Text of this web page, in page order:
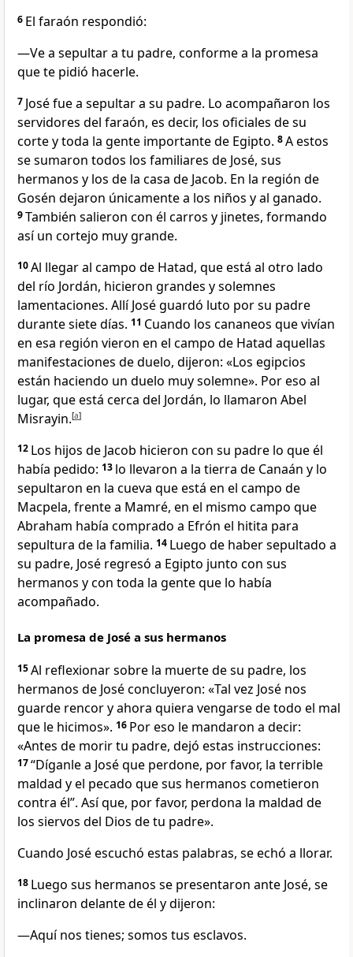
6 El faraón respondió:
—Ve a sepultar a tu padre, conforme a la promesa
que te pidió hacerle.
7 José fue a sepultar a su padre. Lo acompañaron los
servidores del faraón, es decir, los oficiales de su
corte y toda la gente importante de Egipto. 8A estos
se sumaron todos los familiares de José, sus
hermanos y los de la casa de Jacob. En la región de
Gosén dejaron únicamente a los niños y al ganado.
9También salieron con él carros y jinetes, formando
así un cortejo muy grande.
10Al llegar al campo de Hatad, que está al otro lado
del río Jordán, hicieron grandes y solemnes
lamentaciones. Allí José guardó luto por su padre
durante siete días. 11 Cuando los cananeos que vivían
en esa región vieron en el campo de Hatad aquellas
manifestaciones de duelo, dijeron: «Los egipcios
están haciendo un duelo muy solemne». Por eso al
lugar, que está cerca del Jordán, lo llamaron Abel
Misrayin.[a]
12 Los hijos de Jacob hicieron con su padre lo que él
había pedido: 13 lo llevaron a la tierra de Canaán y lo
sepultaron en la cueva que está en el campo de
Macpela, frente a Mamré, en el mismo campo que
Abraham había comprado a Efrón el hitita para
sepultura de la familia. 14 Luego de haber sepultado a
su padre, José regresó a Egipto junto con sus
hermanos y con toda la gente que lo había
acompañado.
La promesa de José a sus hermanos
15Al reflexionar sobre la muerte de su padre, los
hermanos de José concluyeron: «Tal vez José nos
guarde rencor y ahora quiera vengarse de todo el mal
que le hicimos». 16 Por eso le mandaron a decir:
«Antes de morir tu padre, dejó estas instrucciones:
17“Díganle a José que perdone, por favor, la terrible
maldad y el pecado que sus hermanos cometieron
contra él”. Así que, por favor, perdona la maldad de
los siervos del Dios de tu padre».
Cuando José escuchó estas palabras, se echó a llorar.
18 Luego sus hermanos se presentaron ante José, se
inclinaron delante de él y dijeron:
—Aquí nos tienes; somos tus esclavos.